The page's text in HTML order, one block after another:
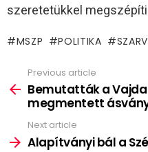
szeretetükkel
MSZP POLITIKA
more
Previous article
Bemutatták a
megmentett
Next article
Alapítványi bál a